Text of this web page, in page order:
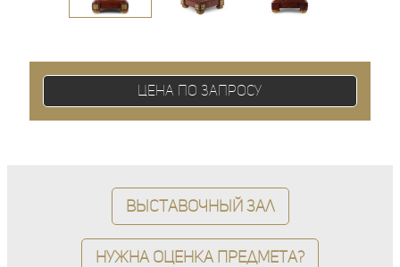
Цена по запросу
Выставочный зал
Нужна оценка предмета?